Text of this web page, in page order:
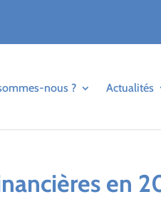
nous ? Actualités
en